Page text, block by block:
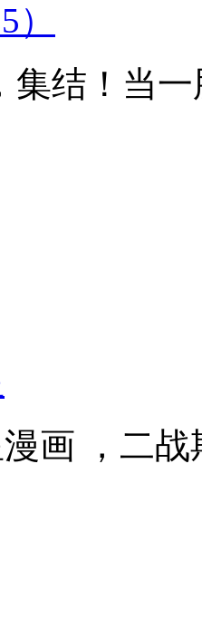
集结！当
画 ，二